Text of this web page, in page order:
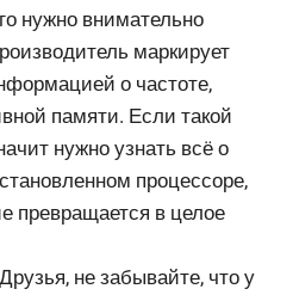
нужно внимательно
маркирует
о частоте,
памяти. Если такой
нужно узнать всё о
процессоре,
превращается в целое
не забывайте, что у